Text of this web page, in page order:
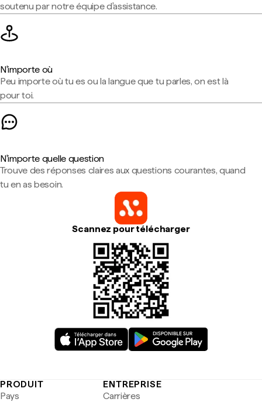
soutenu par notre équipe d'assistance.
N'importe où
Peu importe où tu es ou la langue que tu parles, on est là
pour toi.
N'importe quelle question
Trouve des réponses claires aux questions courantes, quand
tu en as besoin.
Scannez pour télécharger
PRODUIT
Pays
ENTREPRISE
Carrières